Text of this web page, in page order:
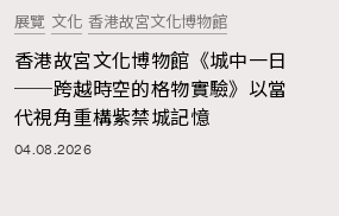
展覽 文化 香港故宮文化博物館
香港故宮文化博物館《城中一日
──跨越時空的格物實驗》以當
代視角重構紫禁城記憶
04.08.2026